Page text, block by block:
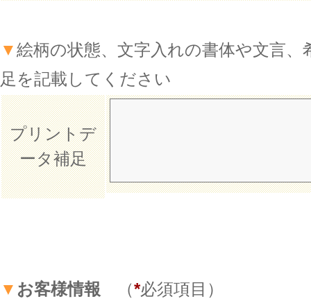
▼絵柄の状態、文字入れの書体や文言、
足を記載してください
プリントデ
ータ補足
▼ お客様情報 （*必須項目）